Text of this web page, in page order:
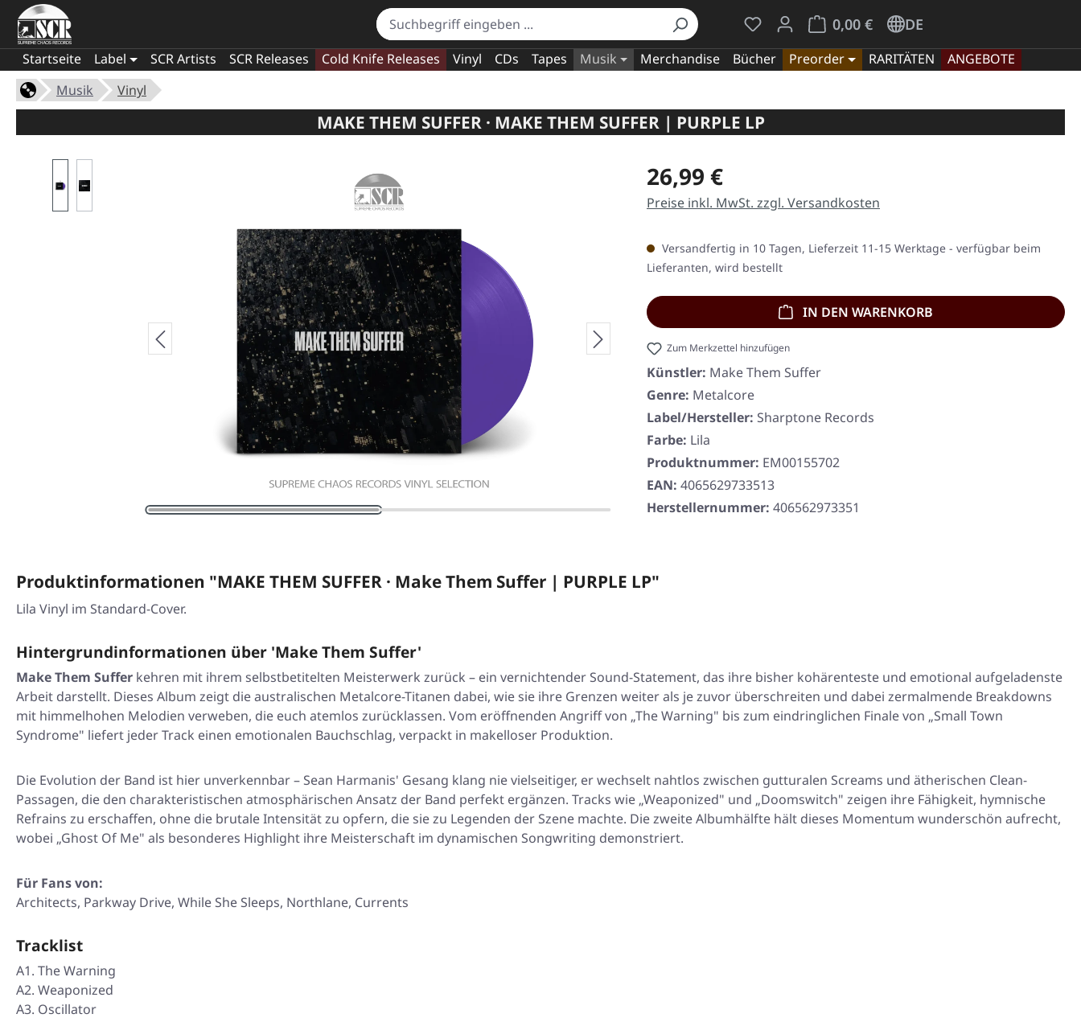
Du hast 0 Produkte auf dem Merkzettel
0,00 €
Warenkorb enthält 0 Positionen. Der
DE
Startseite Label SCR Artists SCR Releases Cold Knife Releases Vinyl CDs Tapes Musik Merchandise Bücher Preorder RARITÄTEN
ANGEBOTE
Musik
Vinyl
MAKE THEM SUFFER · MAKE THEM SUFFER | PURPLE LP
Regulärer Preis:
26,99 €
Preise inkl. MwSt. zzgl. Versandkosten
Versandfertig in 10 Tagen, Lieferzeit 11-15 Werktage - verfügbar beim
Lieferanten, wird bestellt
IN DEN WARENKORB
Zum Merkzettel hinzufügen
Künstler: Make Them Suffer
Genre: Metalcore
Label/Hersteller: Sharptone Records
Farbe: Lila
Produktnummer: EM00155702
EAN: 4065629733513
Herstellernummer: 406562973351
Produktinformationen "MAKE THEM SUFFER · Make Them Suffer | PURPLE LP"
Lila Vinyl im Standard-Cover.
Hintergrundinformationen über 'Make Them Suffer'
Make Them Suffer kehren mit ihrem selbstbetitelten Meisterwerk zurück – ein vernichtender Sound-Statement, das ihre bisher kohärenteste und emotional aufgeladenste
Arbeit darstellt. Dieses Album zeigt die australischen Metalcore-Titanen dabei, wie sie ihre Grenzen weiter als je zuvor überschreiten und dabei zermalmende Breakdowns
mit himmelhohen Melodien verweben, die euch atemlos zurücklassen. Vom eröffnenden Angriff von „The Warning" bis zum eindringlichen Finale von „Small Town
Syndrome" liefert jeder Track einen emotionalen Bauchschlag, verpackt in makelloser Produktion.
Die Evolution der Band ist hier unverkennbar – Sean Harmanis' Gesang klang nie vielseitiger, er wechselt nahtlos zwischen gutturalen Screams und ätherischen Clean-
Passagen, die den charakteristischen atmosphärischen Ansatz der Band perfekt ergänzen. Tracks wie „Weaponized" und „Doomswitch" zeigen ihre Fähigkeit, hymnische
Refrains zu erschaffen, ohne die brutale Intensität zu opfern, die sie zu Legenden der Szene machte. Die zweite Albumhälfte hält dieses Momentum wunderschön aufrecht,
wobei „Ghost Of Me" als besonderes Highlight ihre Meisterschaft im dynamischen Songwriting demonstriert.
Für Fans von:
Architects, Parkway Drive, While She Sleeps, Northlane, Currents
Tracklist
A1. The Warning
A2. Weaponized
A3. Oscillator